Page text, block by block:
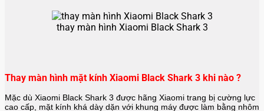
thay màn hình Xiaomi Black Shark 3
Thay màn hình mặt kính Xiaomi Black Shark 3 khi nào ?
Mặc dù Xiaomi Black Shark 3 được hãng Xiaomi trang bị cường lực
cao cấp, mặt kính khá dày dặn với khung máy được làm bằng nhôm